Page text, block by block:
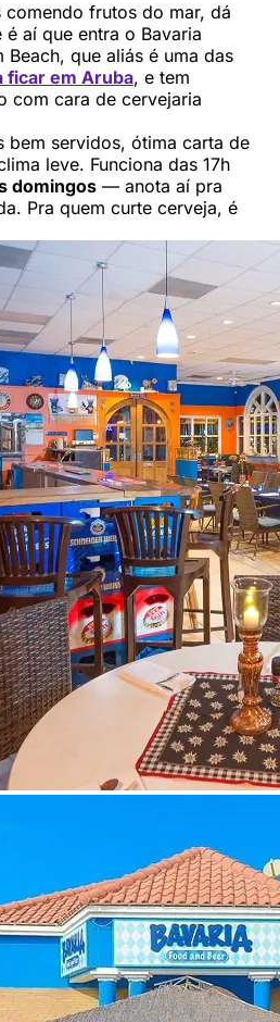
comendo frutos do mar, dá
aí que entra o Bavaria
Beach, que aliás é uma das
ficar em Aruba, e tem
com cara de cervejaria
bem servidos, ótima carta de
leve. Funciona das 17h
domingos — anota aí pra
Pra quem curte cerveja, é